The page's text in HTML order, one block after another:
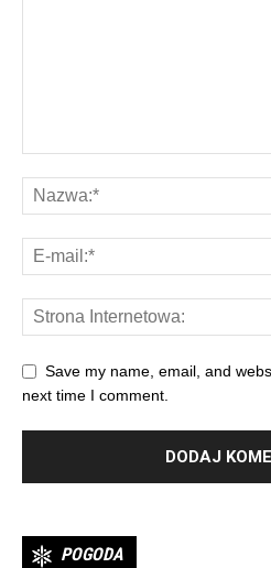
Save my name, email, and
next time I comment.
POGODA